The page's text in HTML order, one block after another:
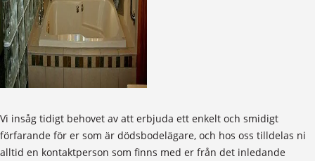
Vi insåg tidigt behovet av att erbjuda ett enkelt och smidigt
förfarande för er som är dödsbodelägare, och hos oss tilldelas ni
alltid en kontaktperson som finns med er från det inledande